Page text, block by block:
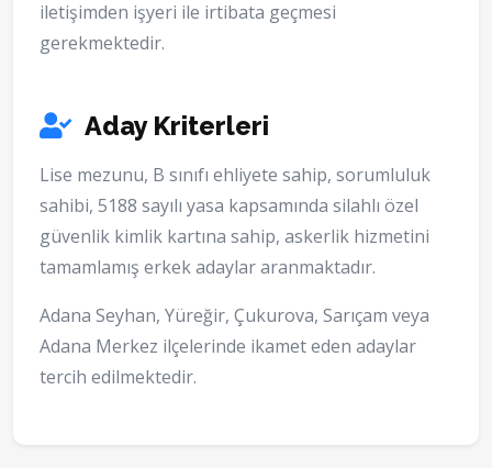
iletişimden işyeri ile irtibata geçmesi
gerekmektedir.
Aday Kriterleri
Lise mezunu, B sınıfı ehliyete sahip, sorumluluk
sahibi, 5188 sayılı yasa kapsamında silahlı özel
güvenlik kimlik kartına sahip, askerlik hizmetini
tamamlamış erkek adaylar aranmaktadır.
Adana Seyhan, Yüreğir, Çukurova, Sarıçam veya
Adana Merkez ilçelerinde ikamet eden adaylar
tercih edilmektedir.